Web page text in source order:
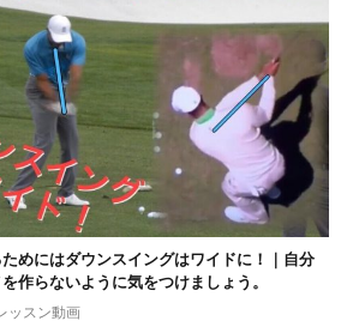
めにはダウンスイングはワイドに！｜自分
作らないように気をつけましょう。
ッスン動画